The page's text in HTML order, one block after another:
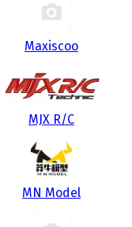
Maxiscoo
MJX R/C
MN Model